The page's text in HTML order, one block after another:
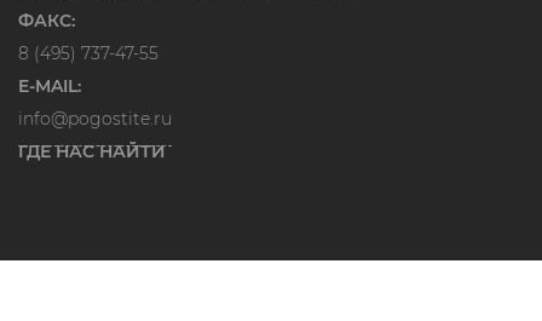
ФАКС:
8 (495) 737-47-55
E-MAIL:
info@pogostite.ru
ГДЕ НАС НАЙТИ